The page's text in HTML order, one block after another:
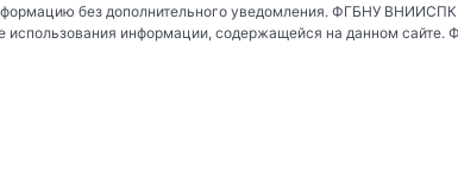
без дополнительного уведомления. ФГБНУ ВНИИСПК
информации, содержащейся на данном сайте.